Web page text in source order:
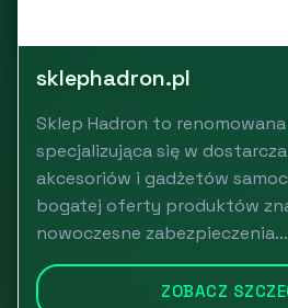
sklephadron.pl
Sklep Hadron to
specjalizująca się w
akcesoriów i gadżetów
bogatej oferty produktów
nowoczesne zabezpieczenia...
ZOBACZ